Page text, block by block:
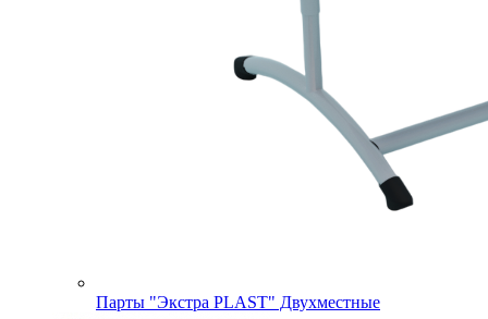
Парты "Экстра PLAST" Двухместные